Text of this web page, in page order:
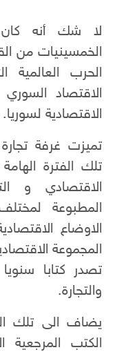
لا شك أنه كان
الخمسينيات من
الحرب العالمية
الاقتصاد
الاقتصادية لسوريا.
تميزت غرفة
تلك الفترة
الاقتصادي و
المطبوعة
الاوضاع
المجموعة
تصدر كتابا
والتجارة.
يضاف الى تلك
الكتب المرجعية